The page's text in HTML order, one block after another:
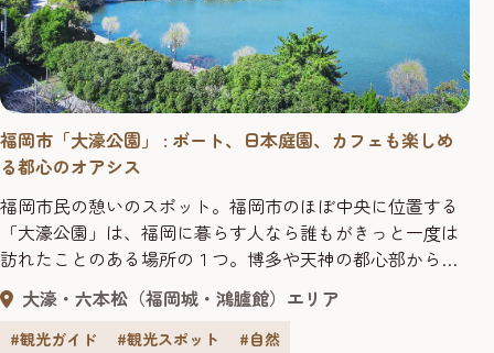
福岡市「大濠公園」 : ボート、日本庭園、カフェも楽しめ
る都心のオアシス
福岡市民の憩いのスポット。福岡市のほぼ中央に位置する
「大濠公園」は、福岡に暮らす人なら誰もがきっと一度は
訪れたことのある場所の１つ。博多や天神の都心部から、
地下鉄やバスで気軽に行けるリラクゼーションスポットと
して親しまれています。 公園の総面積は約40万m²。その約
半分を占めるのが大きな池で、池の周囲には約2km の周回
大濠・六本松（福岡城・鴻臚館）エリア
#観光ガイド #観光スポット #自然